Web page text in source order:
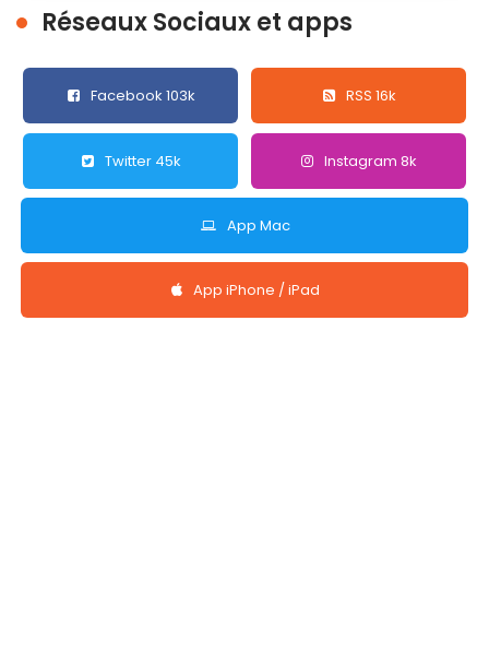
Réseaux Sociaux et apps
Facebook 103k RSS 16k
Twitter 45k Instagram 8k
App Mac
App iPhone / iPad